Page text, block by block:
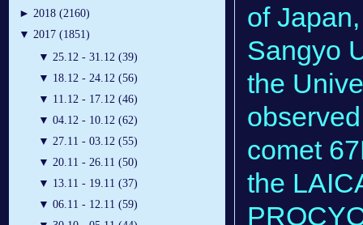
► 2018 (2160)
▼ 2017 (1851)
▼ 25.12 - 31.12 (39)
▼ 18.12 - 24.12 (56)
▼ 11.12 - 17.12 (46)
▼ 04.12 - 10.12 (62)
▼ 27.11 - 03.12 (55)
▼ 20.11 - 26.11 (50)
▼ 13.11 - 19.11 (37)
▼ 06.11 - 12.11 (59)
of
Sangyo
the
comet
the